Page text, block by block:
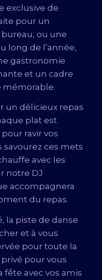
exclusive de
pour un
ou une
long de l’année,
gastronomie
et un cadre
mémorable.
un délicieux repas
plat est
ravir vos
savourez ces mets
avec les
notre DJ
accompagnera
du repas.
la piste de danse
et à vous
pour toute la
pour vous
avec vos amis